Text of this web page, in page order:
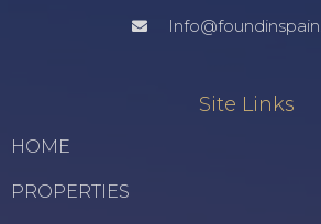
Site Links
HOME
PROPERTIES